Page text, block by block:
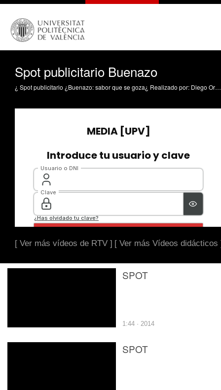
Spot publicitario Buenazo
¿ Spot publicitario ¿Buenazo: sabor que se goza¿ Realizado por: Diego Ormeño y Deborah Rinavi Este spot sonoro fue creado como parte del curso de Narrativas Sonoras y busca transmitir, en pocos segundos, la esencia vibrante y festiva del restaurante peruano Buenazo. A través de recursos auditivos como la música chicha, efectos de cocina y una voz narrativa cercana, el spot recrea una experiencia sensorial que evoca los sabores, colores y emociones de la comida limeña en Valencia. El mensaje destaca la propuesta única del restaurante: un espacio donde se celebra la identidad peruana con sabor, alegría y mucho ritmo.
[ Ver más vídeos de RTV ] [ Ver más Vídeos didácticos
SPOT
1:44 · 2014
SPOT